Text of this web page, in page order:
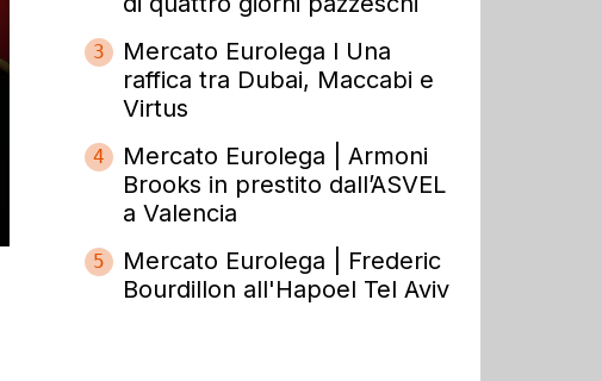
3
Mercato Eurolega l Una
raffica tra Dubai, Maccabi e
Virtus
4
Mercato Eurolega | Armoni
Brooks in prestito dall’ASVEL
a Valencia
5
Mercato Eurolega | Frederic
Bourdillon all'Hapoel Tel Aviv